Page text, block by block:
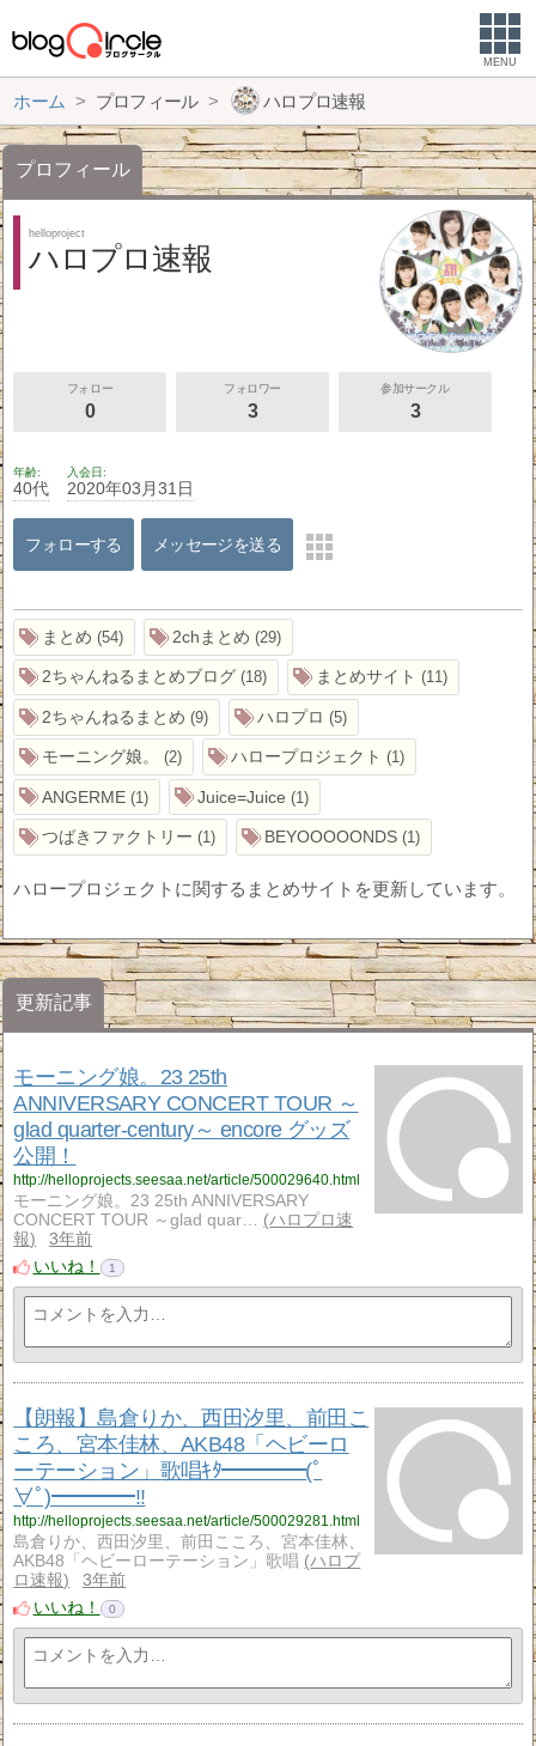
MENU
ホーム プロフィール ハロプロ速報
プロフィール
helloproject
ハロプロ速報
フォロー
0
フォロワー
3
参加サークル
3
年齢
40代
入会日
2020年03月31日
フォローする メッセージを送る
まとめ 54 2chまとめ 29
2ちゃんねるまとめブログ 18 まとめサイト 11
2ちゃんねるまとめ 9 ハロプロ 5
モーニング娘。 2 ハロープロジェクト 1
ANGERME 1 Juice=Juice 1
つばきファクトリー 1 BEYOOOOONDS 1
ハロープロジェクトに関するまとめサイトを更新しています。
更新記事
モーニング娘。23 25th
ANNIVERSARY CONCERT TOUR ～
glad quarter-century～ encore グッズ
公開！
http://helloprojects.seesaa.net/article/500029640.html
モーニング娘。23 25th ANNIVERSARY
CONCERT TOUR ～glad quar…
ハロプロ速
報
3年前
いいね！
1
【朗報】島倉りか、西田汐里、前田こ
ころ、宮本佳林、AKB48「ヘビーロ
ーテーション」歌唱ｷﾀ━━━━(ﾟ
∀ﾟ)━━━━!!
http://helloprojects.seesaa.net/article/500029281.html
島倉りか、西田汐里、前田こころ、宮本佳林、
AKB48「ヘビーローテーション」歌唱
ハロプ
ロ速報
3年前
いいね！
0